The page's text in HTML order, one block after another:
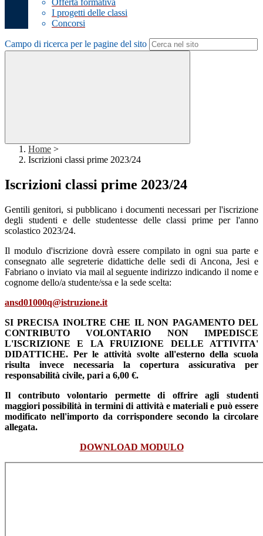
Offerta formativa
I progetti delle classi
Concorsi
Campo di ricerca per le pagine del sito
Home >
Iscrizioni classi prime 2023/24
Iscrizioni classi prime 2023/24
Gentili genitori, si pubblicano i documenti necessari per l'iscrizione
degli studenti e delle studentesse delle classi prime per l'anno
scolastico 2023/24.
Il modulo d'iscrizione dovrà essere compilato in ogni sua parte e
consegnato alle segreterie didattiche delle sedi di Ancona, Jesi e
Fabriano o inviato via mail al seguente indirizzo indicando il nome e
cognome dello/a studente/ssa e la sede scelta:
ansd01000q@istruzione.it
SI PRECISA INOLTRE CHE IL NON PAGAMENTO DEL
CONTRIBUTO VOLONTARIO NON IMPEDISCE
L'ISCRIZIONE E LA FRUIZIONE DELLE ATTIVITA'
DIDATTICHE. Per le attività svolte all'esterno della scuola
risulta invece necessaria la copertura assicurativa per
responsabilità civile, pari a 6,00 €.
Il contributo volontario permette di offrire agli studenti
maggiori possibilità in termini di attività e materiali e può essere
modificato nell'importo da corrispondere secondo la circolare
allegata.
DOWNLOAD MODULO